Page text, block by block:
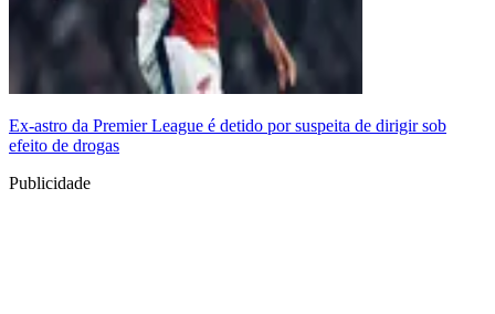
Ex-astro da Premier League é detido por suspeita de dirigir sob
efeito de drogas
Publicidade